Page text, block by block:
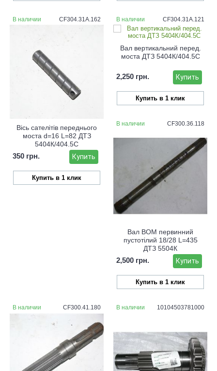
В наличии CF304.31A.162
Вісь сателітів переднього
моста d=16 L=82 ДТЗ
5404К/404.5С
350 грн. Купить
Купить в 1 клик
В наличии CF304.31A.121
Вал вертикальний перед.
моста ДТЗ 5404К/404.5С
2,250 грн. Купить
Купить в 1 клик
В наличии CF300.36.118
Вал ВОМ первинний
пустотілий 18/28 L=435
ДТЗ 5504К
2,500 грн. Купить
Купить в 1 клик
В наличии CF300.41.180 В наличии 10104503781000